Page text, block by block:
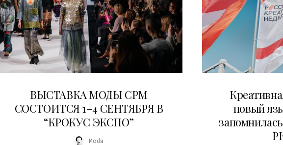
ВЫСТАВКА МОДЫ CPM
СОСТОИТСЯ 1–4 СЕНТЯБРЯ В
“КРОКУС ЭКСПО”
Moda
новый